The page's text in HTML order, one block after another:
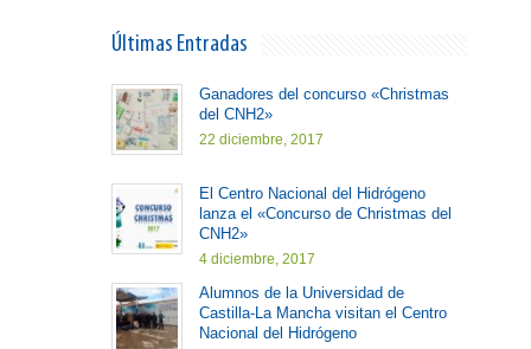
Últimas Entradas
Ganadores del concurso «Christmas
del CNH2»
22 diciembre, 2017
El Centro Nacional del Hidrógeno
lanza el «Concurso de Christmas del
CNH2»
4 diciembre, 2017
Alumnos de la Universidad de
Castilla-La Mancha visitan el Centro
Nacional del Hidrógeno